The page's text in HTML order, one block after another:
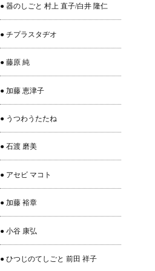
● 器のしごと 村上 直子/白井 隆仁
● チプラスタヂオ
● 藤原 純
● 加藤 恵津子
● うつわうたたね
● 石渡 磨美
● アセビ マコト
● 加藤 裕章
● 小谷 康弘
● ひつじのてしごと 前田 祥子